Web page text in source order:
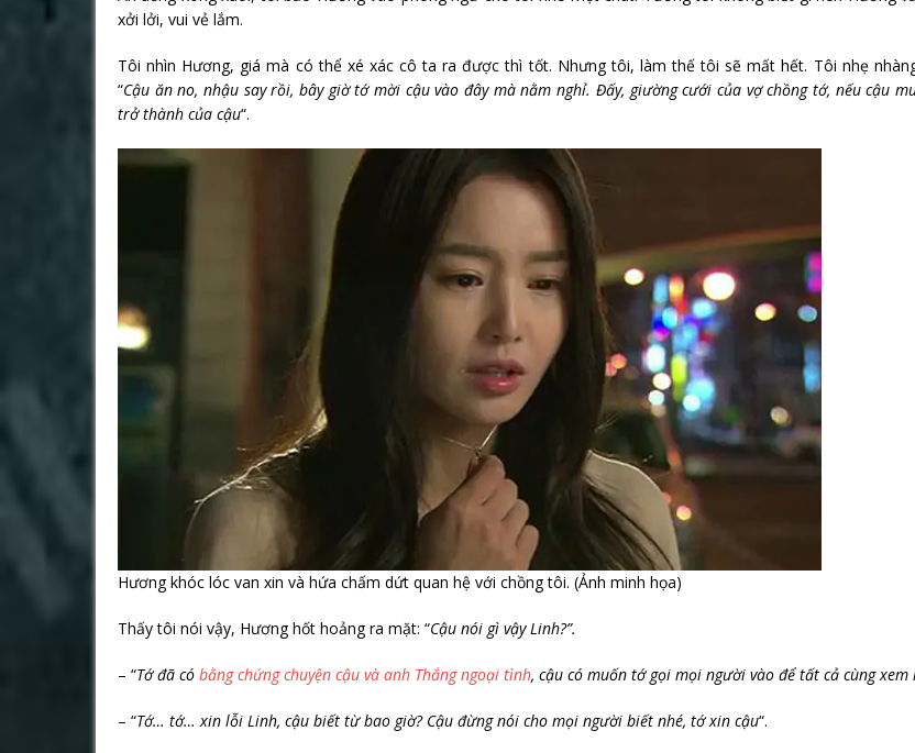
xởi lởi, vui vẻ lắm.
Tôi nhìn Hương, giá mà có thể xé xác cô ta ra được thì tốt. Nhưng tôi, làm thế tôi sẽ mất hết. Tôi nhẹ
“Cậu ăn no, nhậu say rồi, bây giờ tớ mời cậu vào đây mà nằm nghỉ. Đấy, giường cưới của vợ chồng tớ, nếu cậu
trở thành của cậu“.
Hương khóc lóc van xin và hứa chấm dứt quan hệ với chồng tôi. (Ảnh minh họa)
Thấy tôi nói vậy, Hương hốt hoảng ra mặt: “Cậu nói gì vậy Linh?”.
– “Tớ đã có bằng chứng chuyện cậu và anh Thắng ngoại tình, cậu có muốn tớ gọi mọi người vào để tất cả cùng xem
– “Tớ… tớ… xin lỗi Linh, cậu biết từ bao giờ? Cậu đừng nói cho mọi người biết nhé, tớ xin cậu“.